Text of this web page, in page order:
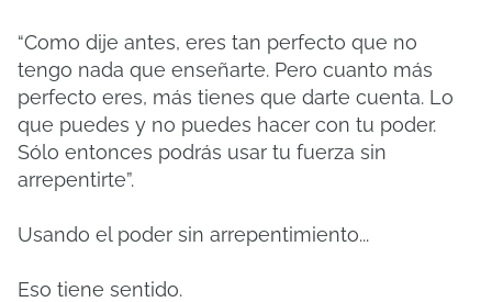
“Como dije antes, eres tan perfecto que no
tengo nada que enseñarte. Pero cuanto más
perfecto eres, más tienes que darte cuenta. Lo
que puedes y no puedes hacer con tu poder.
Sólo entonces podrás usar tu fuerza sin
arrepentirte”.
Usando el poder sin arrepentimiento...
Eso tiene sentido.